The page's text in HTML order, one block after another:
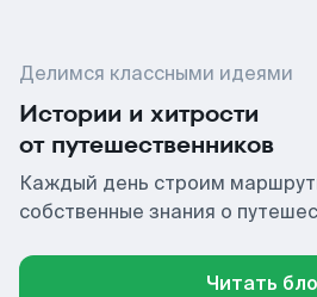
Делимся классными идеями
Истории и хитрости
от путешественников
Каждый день строим
собственные знания о
Читать